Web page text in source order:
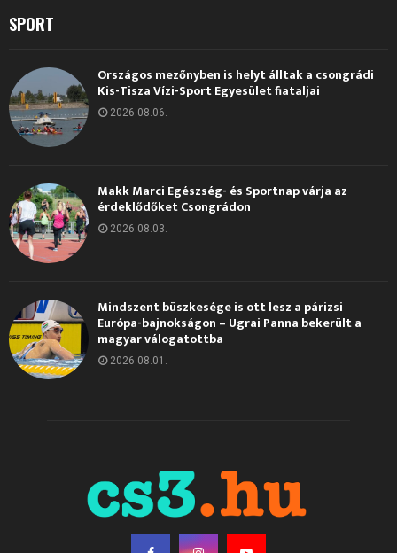
SPORT
Országos mezőnyben is helyt álltak a csongrádi
Kis-Tisza Vízi-Sport Egyesület fiataljai
2026.08.06.
Makk Marci Egészség- és Sportnap várja az
érdeklődőket Csongrádon
2026.08.03.
Mindszent büszkesége is ott lesz a párizsi
Európa-bajnokságon – Ugrai Panna bekerült a
magyar válogatottba
2026.08.01.